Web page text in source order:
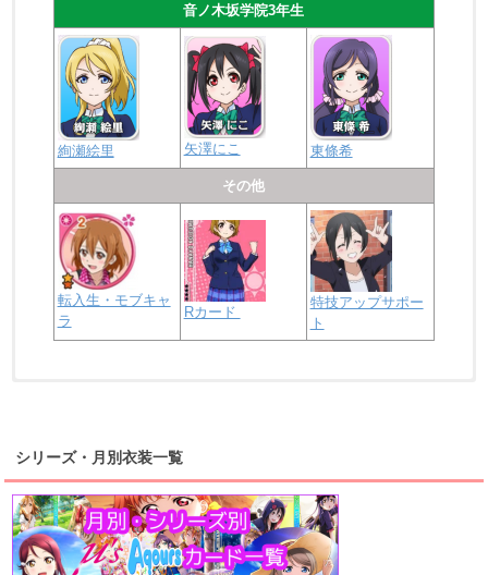
音ノ木坂学院3年生
絢瀬絵里 矢澤にこ 東條希
その他
転入生・モブキャ
ラ
Rカード
特技アップサポー
ト
桜内梨子 高海千歌 渡辺曜
浦の星女学院1年生
上原歩夢 宮下愛 優木せつ菜
虹ヶ咲学園1年生
シリーズ・月別衣装一覧